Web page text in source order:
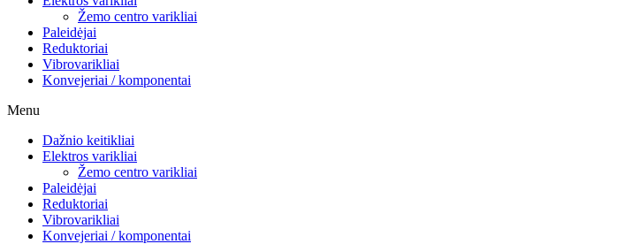
Žemo centro varikliai
Paleidėjai
Reduktoriai
Vibrovarikliai
Konvejeriai / komponentai
Menu
Dažnio keitikliai
Elektros varikliai
Žemo centro varikliai
Paleidėjai
Reduktoriai
Vibrovarikliai
Konvejeriai / komponentai